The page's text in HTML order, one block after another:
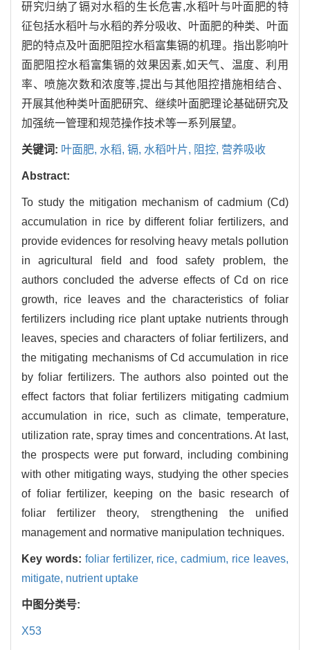
研究归纳了镉对水稻的生长危害,水稻叶与叶面肥的特
征包括水稻叶与水稻的养分吸收、叶面肥的种类、叶面
肥的特点及叶面肥阻控水稻富集镉的机理。指出影响叶
面肥阻控水稻富集镉的效果因素,如天气、温度、利用
率、喷施次数和浓度等,提出与其他阻控措施相结合、
开展其他种类叶面肥研究、继续叶面肥理论基础研究及
加强统一管理和规范操作技术等一系列展望。
关键词: 叶面肥, 水稻, 镉, 水稻叶片, 阻控, 营养吸收
Abstract:
To study the mitigation mechanism of cadmium (Cd)
accumulation in rice by different foliar fertilizers, and
provide evidences for resolving heavy metals pollution
in agricultural field and food safety problem, the
authors concluded the adverse effects of Cd on rice
growth, rice leaves and the characteristics of foliar
fertilizers including rice plant uptake nutrients through
leaves, species and characters of foliar fertilizers, and
the mitigating mechanisms of Cd accumulation in rice
by foliar fertilizers. The authors also pointed out the
effect factors that foliar fertilizers mitigating cadmium
accumulation in rice, such as climate, temperature,
utilization rate, spray times and concentrations. At last,
the prospects were put forward, including combining
with other mitigating ways, studying the other species
of foliar fertilizer, keeping on the basic research of
foliar fertilizer theory, strengthening the unified
management and normative manipulation techniques.
Key words: foliar fertilizer, rice,cadmium, rice leaves,
mitigate, nutrient uptake
中图分类号:
X53